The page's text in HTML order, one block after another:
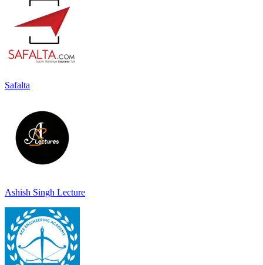
Safalta
Ashish Singh Lecture